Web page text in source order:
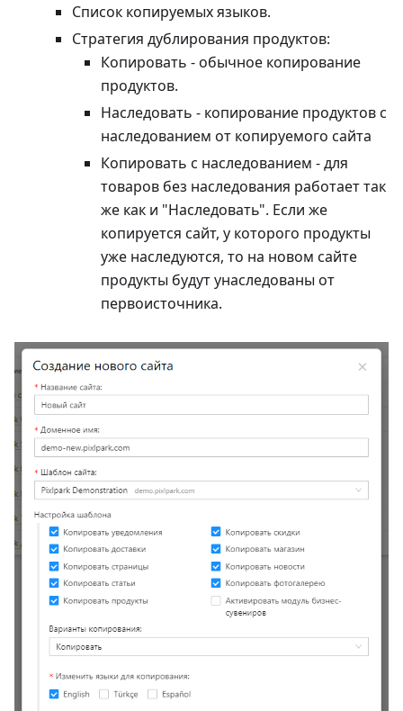
Список копируемых языков.
Стратегия дублирования продуктов:
Копировать - обычное копирование
продуктов.
Наследовать - копирование продуктов с
наследованием от копируемого сайта
Копировать с наследованием - для
товаров без наследования работает так
же как и "Наследовать". Если же
копируется сайт, у которого продукты
уже наследуются, то на новом сайте
продукты будут унаследованы от
первоисточника.